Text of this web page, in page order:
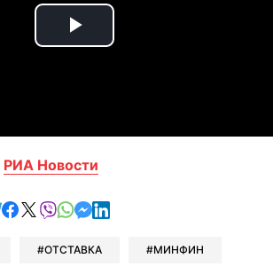
Play
РИА Новости
отправить в Telegram
поделиться в Facebook
поделиться в X
отправить в Viber
отправить в Whatsapp
отправить в Messenger
отправить в LinkedIn
ОТСТАВКА МИНФИН